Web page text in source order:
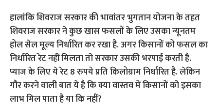
हालांकि शिवराज सरकार की भावांतर भुगतान योजना के तहत
शिवराज सरकार ने कुछ खास फसलों के लिए उसका न्यूनतम
होल सेल मूल्य निर्धारित कर रखा है. अगर किसानों को फसल का
निर्धारित रेट नहीं मिलता तो सरकार उसकी भरपाई करती है.
प्याज के लिए ये रेट 8 रुपये प्रति किलोग्राम निर्धारित है. लेकिन
गौर करने वाली बात ये है कि क्या वास्तव में किसानों को इसका
लाभ मिल पाता है या कि नहीं?